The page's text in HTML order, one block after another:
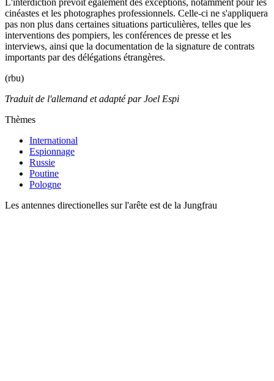
cinéastes et les photographes professionnels. Celle-ci ne s'appliquera
pas non plus dans certaines situations particulières, telles que les
interventions des pompiers, les conférences de presse et les
interviews, ainsi que la documentation de la signature de contrats
importants par des délégations étrangères.
(rbu)
Traduit de l'allemand et adapté par Joel Espi
Thèmes
International
Espionnage
Russie
Poutine
Pologne
Les antennes directionelles sur l'arête est de la Jungfrau